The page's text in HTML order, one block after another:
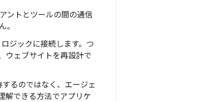
ントとツールの間の通信
。
ジックに接続します。つ
ウェブサイトを再設計で
るのではなく、エージェ
解できる方法でアプリケ